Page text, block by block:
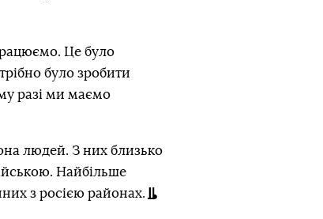
Це було
було зробити
разі ми маємо
людей. З них близько
Найбільше
з росією районах.